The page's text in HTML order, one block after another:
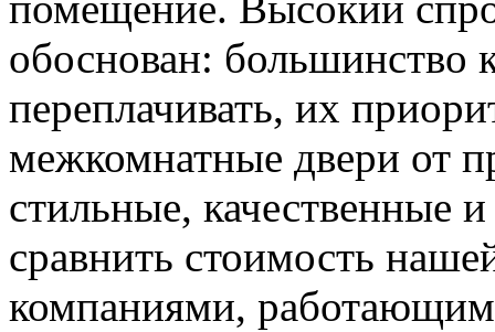
обоснован: большинство
переплачивать, их
межкомнатные двери от
стильные, качественные
сравнить стоимость
компаниями,